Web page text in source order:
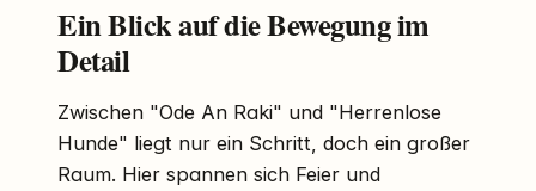
Ein Blick auf die Bewegung im
Detail
Zwischen "Ode An Raki" und "Herrenlose
Hunde" liegt nur ein Schritt, doch ein großer
Raum. Hier spannen sich Feier und